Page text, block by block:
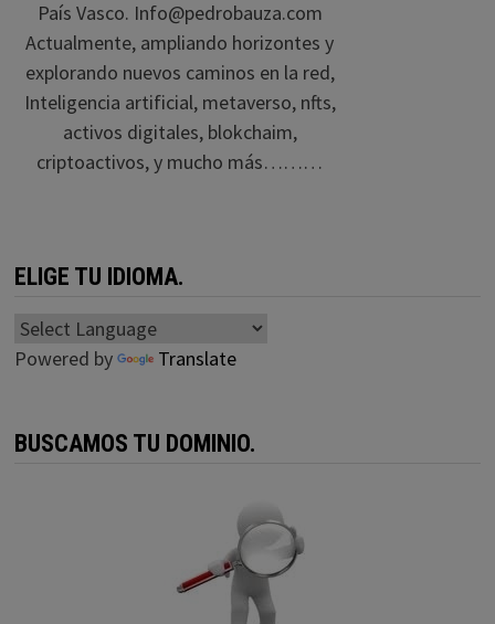
País Vasco. Info@pedrobauza.com
Actualmente, ampliando horizontes y
explorando nuevos caminos en la red,
Inteligencia artificial, metaverso, nfts,
activos digitales, blokchaim,
criptoactivos, y mucho más………
ELIGE TU IDIOMA.
Powered by Translate
BUSCAMOS TU DOMINIO.